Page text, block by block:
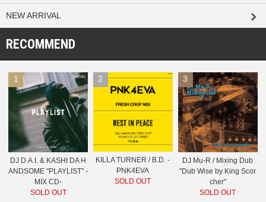
NEW ARRIVAL
RECOMMEND
1
DJ D.A.I. & KASHI DA H
ANDSOME "PLAYLIST" -
MIX CD-
SOLD OUT
2
KILLA TURNER / B.D. -
PNK4EVA
SOLD OUT
3
DJ Mu-R / Mixing Dub
"Dub Wise by King Scor
cher"
SOLD OUT